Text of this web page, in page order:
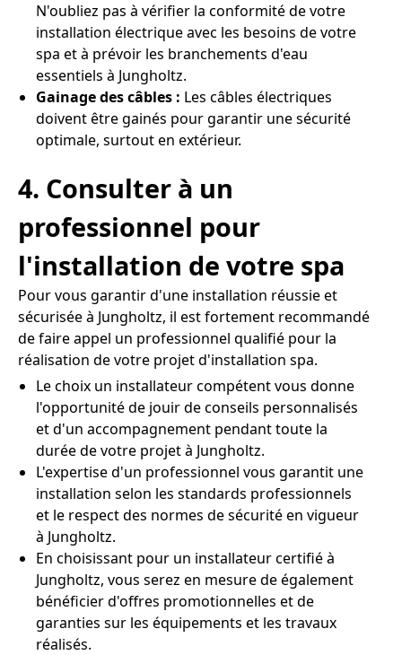
N'oubliez pas à vérifier la conformité de votre
installation électrique avec les besoins de votre
spa et à prévoir les branchements d'eau
essentiels à Jungholtz.
Gainage des câbles : Les câbles électriques
doivent être gainés pour garantir une sécurité
optimale, surtout en extérieur.
4. Consulter à un
professionnel pour
l'installation de votre spa
Pour vous garantir d'une installation réussie et
sécurisée à Jungholtz, il est fortement recommandé
de faire appel un professionnel qualifié pour la
réalisation de votre projet d'installation spa.
Le choix un installateur compétent vous donne
l'opportunité de jouir de conseils personnalisés
et d'un accompagnement pendant toute la
durée de votre projet à Jungholtz.
L'expertise d'un professionnel vous garantit une
installation selon les standards professionnels
et le respect des normes de sécurité en vigueur
à Jungholtz.
En choisissant pour un installateur certifié à
Jungholtz, vous serez en mesure de également
bénéficier d'offres promotionnelles et de
garanties sur les équipements et les travaux
réalisés.